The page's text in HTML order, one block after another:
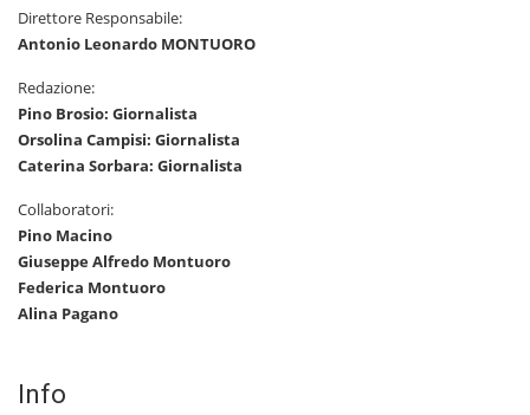
Direttore Responsabile:
Antonio Leonardo MONTUORO
Redazione:
Pino Brosio: Giornalista
Orsolina Campisi: Giornalista
Caterina Sorbara: Giornalista
Collaboratori:
Pino Macino
Giuseppe Alfredo Montuoro
Federica Montuoro
Alina Pagano
Info